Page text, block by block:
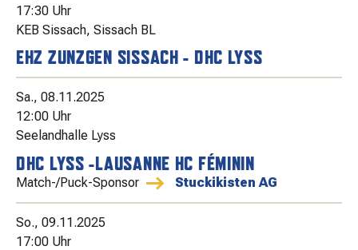
17:30 Uhr
KEB Sissach, Sissach BL
EHZ ZUNZGEN SISSACH - DHC LYSS
Sa., 08.11.2025
12:00 Uhr
Seelandhalle Lyss
DHC LYSS -LAUSANNE HC FÉMININ
Match-/Puck-Sponsor Stuckikisten AG
So., 09.11.2025
17:00 Uhr